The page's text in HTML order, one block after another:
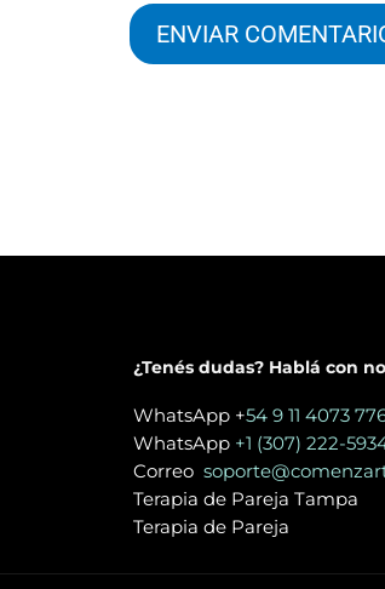
¿Tenés dudas? Hablá con
WhatsApp +54 9 11 4073
WhatsApp +1 (307) 222-
Correo
Terapia de Pareja Tampa
Terapia de Pareja